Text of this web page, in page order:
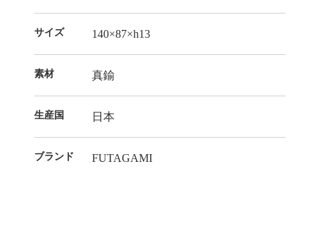
サイズ 140×87×h13
素材 真鍮
生産国 日本
ブランド FUTAGAMI